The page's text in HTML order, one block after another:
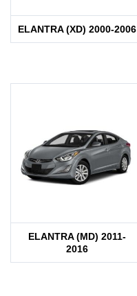
ELANTRA (XD) 2000-2006
ELANTRA (MD) 2011-
2016